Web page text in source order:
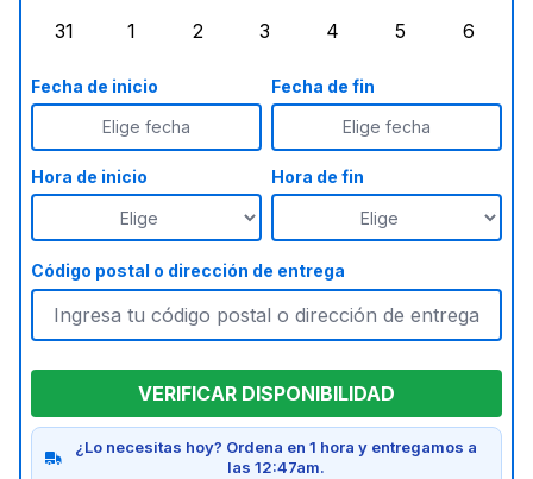
31
1
2
3
4
5
6
Fecha de inicio
Elige fecha
Fecha de fin
Elige fecha
Hora de inicio Hora de fin
Código postal o dirección de entrega
VERIFICAR DISPONIBILIDAD
¿Lo necesitas hoy? Ordena en 1 hora y entregamos a
las 12:47am.